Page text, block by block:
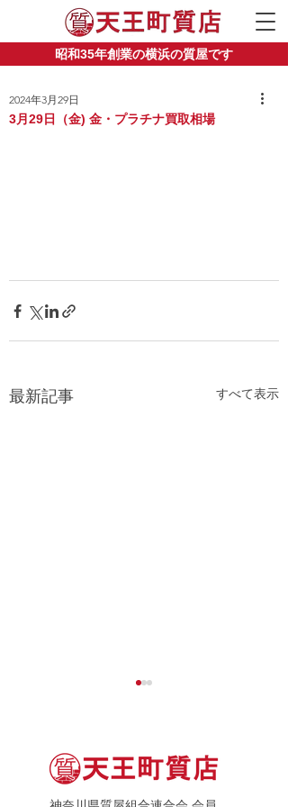
昭和35年創業の横浜の質屋です
3月29日（金) 金・プラチナ買取相場
2024年3月29日
最新記事 すべて表示